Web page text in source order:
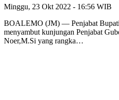
Minggu, 23 Okt 2022 - 16:56 WIB
BOALEMO (JM) — Penjabat
menyambut kunjungan Penjabat
Noer,M.Si yang rangka…